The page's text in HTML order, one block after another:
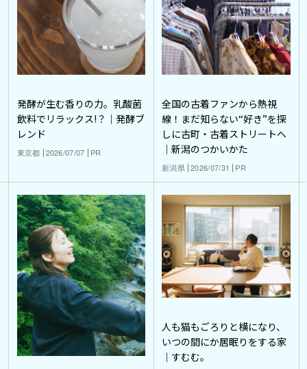
発酵が生む香りの力。乳酸菌
飲料でリラックス!？｜発酵ブ
レンド
東京都 2026/07/07 PR
全国の古着ファンから熱視
線！まだ知らない“好き”を探
しに古町・古着ストリートへ
｜新潟のつかいかた
新潟県 2026/07/31 PR
人も猫もごろりと横になり、
いつの間にか居眠りをする家
｜すむむ。